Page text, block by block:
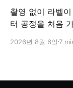
촬영 없이 라벨
터 공정을 처음
리했습니다.
2026년 8월 6일 7